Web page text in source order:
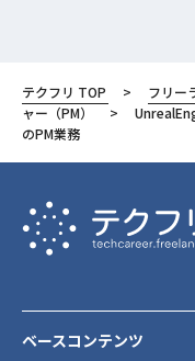
テクフリ TOP フリー
ャー（PM）
のPM業務
ベースコンテンツ